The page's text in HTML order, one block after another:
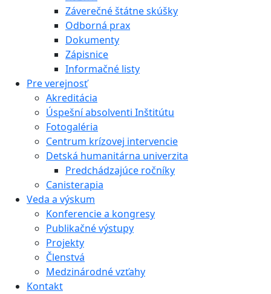
Záverečné štátne skúšky
Odborná prax
Dokumenty
Zápisnice
Informačné listy
Pre verejnosť
Akreditácia
Úspešní absolventi Inštitútu
Fotogaléria
Centrum krízovej intervencie
Detská humanitárna univerzita
Predchádzajúce ročníky
Canisterapia
Veda a výskum
Konferencie a kongresy
Publikačné výstupy
Projekty
Členstvá
Medzinárodné vzťahy
Kontakt